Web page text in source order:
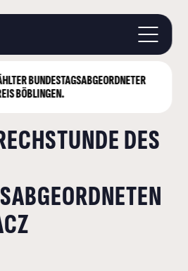
BUNDESTAGS­ABGEORDNETER
BÖBLINGEN.
BÖBLINGEN
BUNDESTAG
KONTAKT
DES